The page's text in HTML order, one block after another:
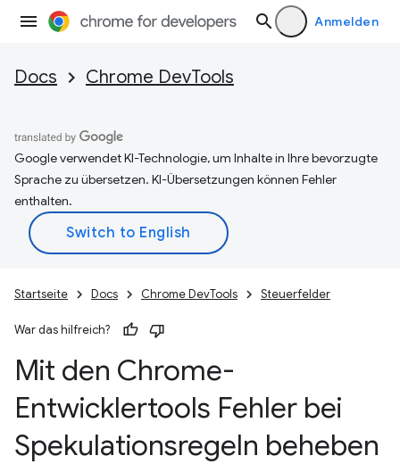
Anmelden
Docs Chrome DevTools
Google verwendet KI-Technologie, um Inhalte in Ihre bevorzugte
Sprache zu übersetzen. KI-Übersetzungen können Fehler
enthalten.
Startseite Docs Chrome DevTools Steuerfelder
War das hilfreich?
Mit den Chrome-
Entwicklertools Fehler bei
Spekulationsregeln beheben